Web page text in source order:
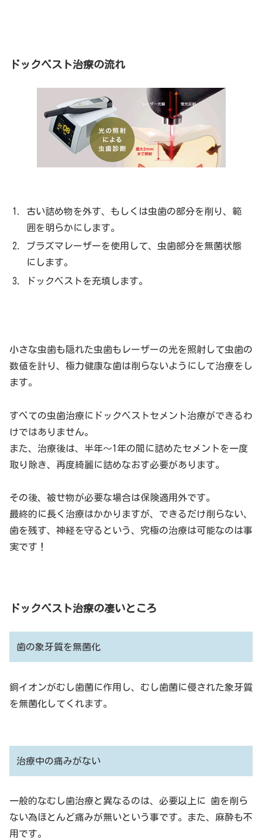
ドックベスト治療の流れ
古い詰め物を外す、もしくは虫歯の部分を削り、範
囲を明らかにします。
プラズマレーザーを使用して、虫歯部分を無菌状態
にします。
ドックベストを充填します。
小さな虫歯も隠れた虫歯もレーザーの光を照射して虫歯の
数値を計り、極力健康な歯は削らないようにして治療をし
ます。
すべての虫歯治療にドックベストセメント治療ができるわ
けではありません。
また、治療後は、半年～1年の間に詰めたセメントを一度
取り除き、再度綺麗に詰めなおす必要があります。
その後、被せ物が必要な場合は保険適用外です。
最終的に長く治療はかかりますが、できるだけ削らない、
歯を残す、神経を守るという、究極の治療は可能なのは事
実です！
ドックベスト治療の凄いところ
歯の象牙質を無菌化
銅イオンがむし歯菌に作用し、むし歯菌に侵された象牙質
を無菌化してくれます。
治療中の痛みがない
一般的なむし歯治療と異なるのは、必要以上に 歯を削ら
ない為ほとんど痛みが無いという事です。また、麻酔も不
用です。